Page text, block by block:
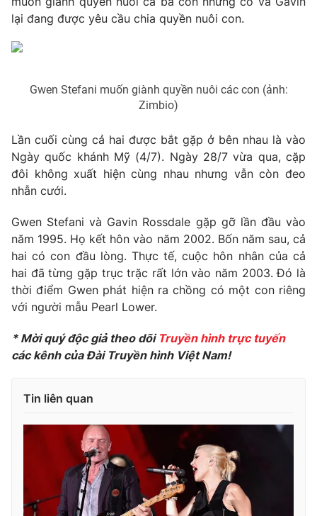
Chất lượng cuộc sống
Tuyển sinh
Công nghệ
Hitech Công nghệ tương lai
Tư vấn
Chuyên mục khác
Emagazine Podcast
Photo Infographic
Video Shorts video
VTV Money VTV Thể thao
VTV Sức khoẻ Bất động sản
VTV4 Vươn mình bằng AI
VTV8
Liên hệ tòa soạn English
lại đang được yêu cầu chia quyền nuôi con.
Gwen Stefani muốn giành quyền nuôi các con (ảnh:
Zimbio)
Lần cuối cùng cả hai được bắt gặp ở bên nhau là vào
Ngày quốc khánh Mỹ (4/7). Ngày 28/7 vừa qua, cặp
đôi không xuất hiện cùng nhau nhưng vẫn còn đeo
nhẫn cưới.
Gwen Stefani và Gavin Rossdale gặp gỡ lần đầu vào
năm 1995. Họ kết hôn vào năm 2002. Bốn năm sau, cả
hai có con đầu lòng. Thực tế, cuộc hôn nhân của cả
hai đã từng gặp trục trặc rất lớn vào năm 2003. Đó là
thời điểm Gwen phát hiện ra chồng có một con riêng
với người mẫu Pearl Lower.
* Mời quý độc giả theo dõi Truyền hình trực tuyến
các kênh của Đài Truyền hình Việt Nam!
Tin liên quan